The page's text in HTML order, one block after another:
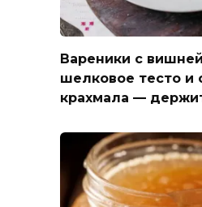
Вареники с
шелковое тесто и
крахмала —